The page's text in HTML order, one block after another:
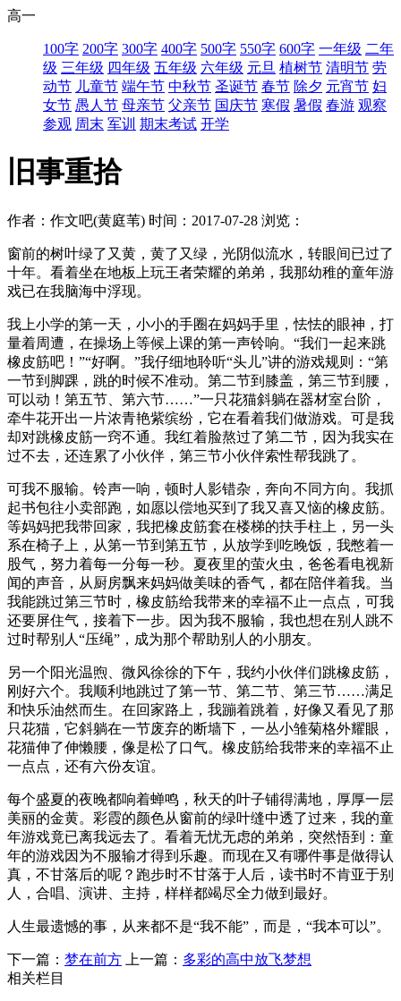
高一
100字 200字 300字 400字 500字 550字 600字 一年级 二年
级 三年级 四年级 五年级 六年级 元旦 植树节 清明节 劳
动节 儿童节 端午节 中秋节 圣诞节 春节 除夕 元宵节 妇
女节 愚人节 母亲节 父亲节 国庆节 寒假 暑假 春游 观察
参观 周末 军训 期末考试 开学
旧事重拾
作者：作文吧(黄庭苇) 时间：2017-07-28 浏览：
窗前的树叶绿了又黄，黄了又绿，光阴似流水，转眼间已过了
十年。看着坐在地板上玩王者荣耀的弟弟，我那幼稚的童年游
戏已在我脑海中浮现。
我上小学的第一天，小小的手圈在妈妈手里，怯怯的眼神，打
量着周遭，在操场上等候上课的第一声铃响。“我们一起来跳
橡皮筋吧！”“好啊。”我仔细地聆听“头儿”讲的游戏规则：“第
一节到脚踝，跳的时候不准动。第二节到膝盖，第三节到腰，
可以动！第五节、第六节……”一只花猫斜躺在器材室台阶，
牵牛花开出一片浓青艳紫缤纷，它在看着我们做游戏。可是我
却对跳橡皮筋一窍不通。我红着脸熬过了第二节，因为我实在
过不去，还连累了小伙伴，第三节小伙伴索性帮我跳了。
可我不服输。铃声一响，顿时人影错杂，奔向不同方向。我抓
起书包往小卖部跑，如愿以偿地买到了我又喜又恼的橡皮筋。
等妈妈把我带回家，我把橡皮筋套在楼梯的扶手柱上，另一头
系在椅子上，从第一节到第五节，从放学到吃晚饭，我憋着一
股气，努力着每一分每一秒。夏夜里的萤火虫，爸爸看电视新
闻的声音，从厨房飘来妈妈做美味的香气，都在陪伴着我。当
我能跳过第三节时，橡皮筋给我带来的幸福不止一点点，可我
还要屏住气，接着下一步。因为我不服输，我也想在别人跳不
过时帮别人“压绳”，成为那个帮助别人的小朋友。
另一个阳光温煦、微风徐徐的下午，我约小伙伴们跳橡皮筋，
刚好六个。我顺利地跳过了第一节、第二节、第三节……满足
和快乐油然而生。在回家路上，我蹦着跳着，好像又看见了那
只花猫，它斜躺在一节废弃的断墙下，一丛小雏菊格外耀眼，
花猫伸了伸懒腰，像是松了口气。橡皮筋给我带来的幸福不止
一点点，还有六份友谊。
每个盛夏的夜晚都响着蝉鸣，秋天的叶子铺得满地，厚厚一层
美丽的金黄。彩霞的颜色从窗前的绿叶缝中透了过来，我的童
年游戏竟已离我远去了。看着无忧无虑的弟弟，突然悟到：童
年的游戏因为不服输才得到乐趣。而现在又有哪件事是做得认
真，不甘落后的呢？跑步时不甘落于人后，读书时不肯亚于别
人，合唱、演讲、主持，样样都竭尽全力做到最好。
人生最遗憾的事，从来都不是“我不能”，而是，“我本可以”。
下一篇： 梦在前方 上一篇： 多彩的高中放飞梦想
相关栏目